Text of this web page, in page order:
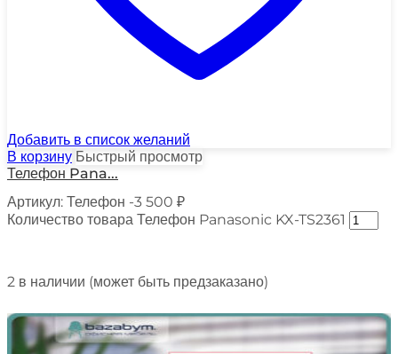
Добавить в список желаний
В корзину Быстрый просмотр
Телефон Pana...
Артикул: Телефон -3 500 ₽
Количество товара Телефон Panasonic KX-TS2361
2 в наличии (может быть предзаказано)